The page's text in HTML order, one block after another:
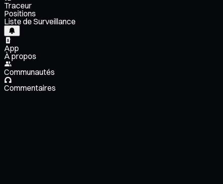
Traceur
Positions
Liste de Surveillance
App
À propos
Communautés
Commentaires